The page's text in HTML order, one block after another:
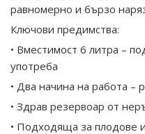
равномерно и бързо
Ключови предимства:
• Вместимост 6 литра –
употреба
• Два начина на работа –
• Здрав резервоар от
• Подходяща за плодове